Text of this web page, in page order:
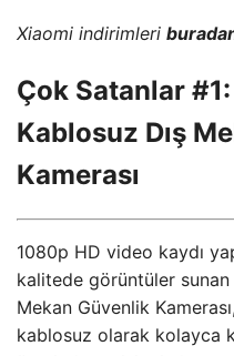
Xiaomi indirimleri
Çok Satanlar
Kablosuz Dış
Kamerası
1080p HD video kaydı
kalitede görüntüler
Mekan Güvenlik
kablosuz olarak kolayca